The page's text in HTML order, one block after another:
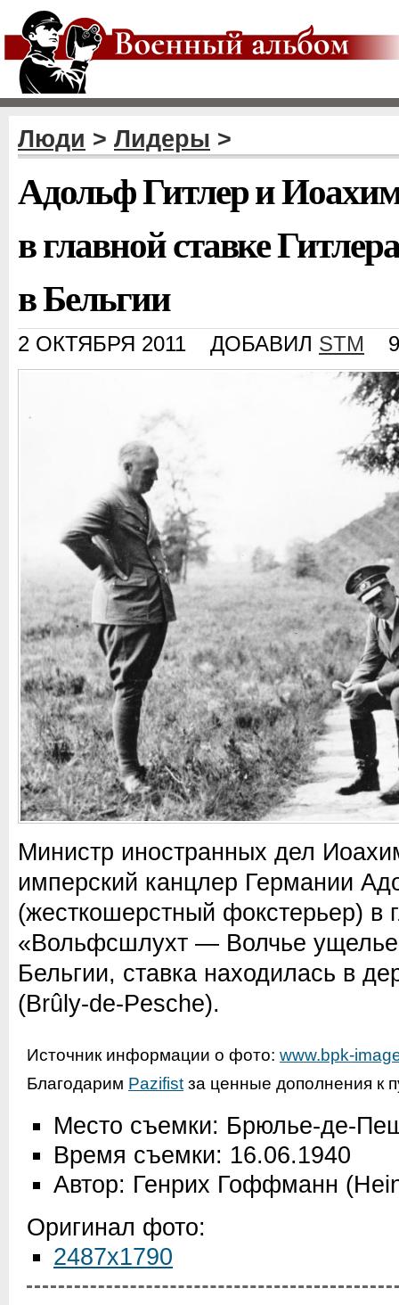
Люди > Лидеры >
Адольф Гитлер и
в главной ставке
в Бельгии
2 ОКТЯБРЯ 2011 ДОБАВИЛ STM
Министр иностранных дел
имперский канцлер Германии
(жесткошерстный фокстерьер) в
«Вольфcшлухт — Волчье
Бельгии, ставка находилась в
(Brûly-de-Pesche).
Источник информации о фото: www.bpk-
Благодарим Pazifist за ценные дополнения к
Место съемки: Брюлье-де-
Время съемки: 16.06.1940
Автор: Генрих Гоффманн
Оригинал фото:
2487x1790